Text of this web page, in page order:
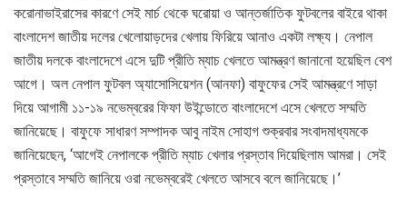
করোনাভাইরাসের কারণে সেই মার্চ থেকে ঘরোয়া ও আন্তর্জাতিক ফুটবলের বাইরে থাকা
বাংলাদেশ জাতীয় দলের খেলোয়াড়দের খেলায় ফিরিয়ে আনাও একটা লক্ষ্য। নেপাল
জাতীয় দলকে বাংলাদেশে এসে দুটি প্রীতি ম্যাচ খেলতে আমন্ত্রণ জানানো হয়েছিল বেশ
আগে। অল নেপাল ফুটবল অ্যাসোসিয়েশন (আনফা) বাফুফের সেই আমন্ত্রণে সাড়া
দিয়ে আগামী ১১-১৯ নভেম্বরের ফিফা উইন্ডোতে বাংলাদেশে এসে খেলতে সম্মতি
জানিয়েছে। বাফুফে সাধারণ সম্পাদক আবু নাইম সোহাগ শুক্রবার সংবাদমাধ্যমকে
জানিয়েছেন, ‘আগেই নেপালকে প্রীতি ম্যাচ খেলার প্রস্তাব দিয়েছিলাম আমরা। সেই
প্রস্তাবে সম্মতি জানিয়ে ওরা নভেম্বরেই খেলতে আসবে বলে জানিয়েছে।’